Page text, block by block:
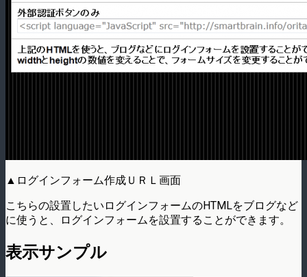
▲ログインフォーム作成ＵＲＬ画面
こちらの設置したいログインフォームのHTMLをブログなど
に使うと、ログインフォームを設置することができます。
表示サンプル